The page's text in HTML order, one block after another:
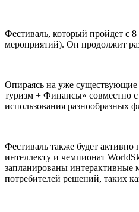
Фестиваль, который пройдет с
мероприятий). Он продолжит
Опираясь на уже существующие
туризм + Финансы» совместно
использования разнообразных
Фестиваль также будет
интеллекту и чемпионат
запланированы интерактивные
потребителей решений, таких